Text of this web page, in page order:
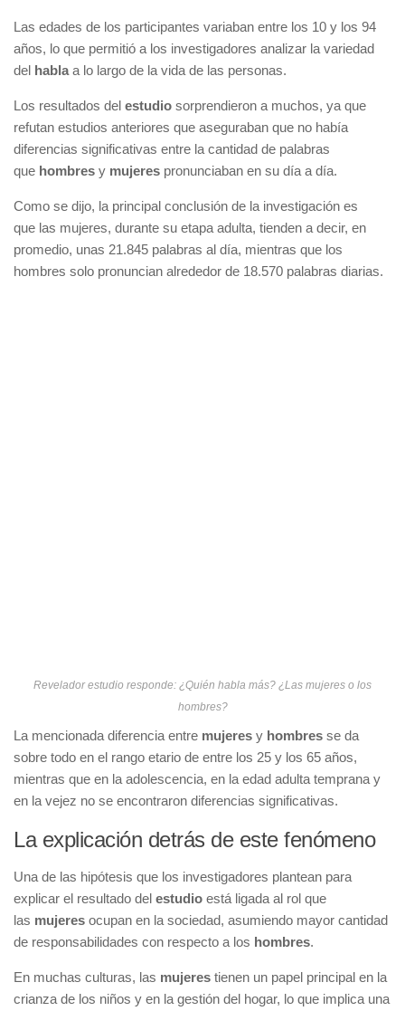
Las edades de los participantes variaban entre los 10 y los 94
años, lo que permitió a los investigadores analizar la variedad
del habla a lo largo de la vida de las personas.
Los resultados del estudio sorprendieron a muchos, ya que
refutan estudios anteriores que aseguraban que no había
diferencias significativas entre la cantidad de palabras
que hombres y mujeres pronunciaban en su día a día.
Como se dijo, la principal conclusión de la investigación es
que las mujeres, durante su etapa adulta, tienden a decir, en
promedio, unas 21.845 palabras al día, mientras que los
hombres solo pronuncian alrededor de 18.570 palabras diarias.
Revelador estudio responde: ¿Quién habla más? ¿Las mujeres o los
hombres?
La mencionada diferencia entre mujeres y hombres se da
sobre todo en el rango etario de entre los 25 y los 65 años,
mientras que en la adolescencia, en la edad adulta temprana y
en la vejez no se encontraron diferencias significativas.
La explicación detrás de este fenómeno
Una de las hipótesis que los investigadores plantean para
explicar el resultado del estudio está ligada al rol que
las mujeres ocupan en la sociedad, asumiendo mayor cantidad
de responsabilidades con respecto a los hombres.
En muchas culturas, las mujeres tienen un papel principal en la
crianza de los niños y en la gestión del hogar, lo que implica una